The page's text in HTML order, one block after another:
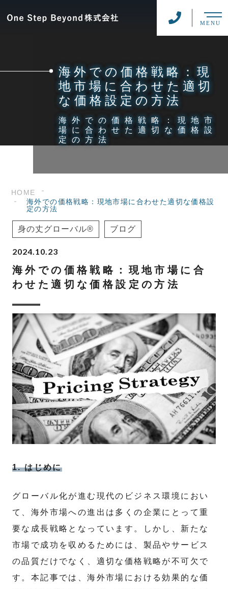
MENU
海外での価格戦略：現
地市場に合わせた適切
な価格設定の方法
海外での価格戦略：現地市
場に合わせた適切な価格設
定の方法
HOME
海外での価格戦略：現地市場に合わせた適切な価格設
定の方法
身の丈グローバル® ブログ
2024.10.23
海外での価格戦略：現地市場に合
わせた適切な価格設定の方法
1. はじめに
グローバル化が進む現代のビジネス環境におい
て、海外市場への進出は多くの企業にとって重
要な成長戦略となっています。しかし、新たな
市場で成功を収めるためには、製品やサービス
の品質だけでなく、適切な価格戦略が不可欠で
す。本記事では、海外市場における効果的な価